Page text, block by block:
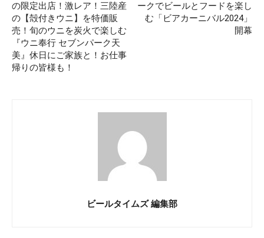
の限定出店！激レア！三陸産
の【殻付きウニ】を特価販
売！旬のウニを炭火で楽しむ
『ウニ奉行 セブンパーク天
美』休日にご家族と！お仕事
帰りの皆様も！
ークでビールとフードを楽し
む「ビアカーニバル2024」
開幕
ビールタイムズ 編集部